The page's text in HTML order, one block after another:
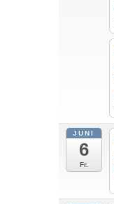
JUNI
6
Fr.